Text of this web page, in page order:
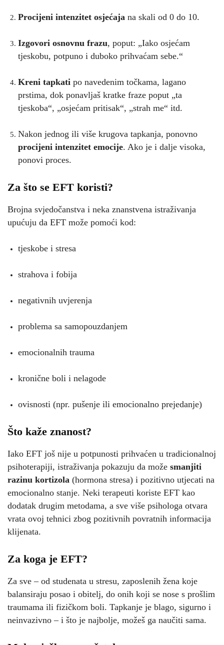
Procijeni intenzitet osjećaja na skali od 0 do 10.
Izgovori osnovnu frazu, poput: „Iako osjećam
tjeskobu, potpuno i duboko prihvaćam sebe.“
Kreni tapkati po navedenim točkama, lagano
prstima, dok ponavljaš kratke fraze poput „ta
tjeskoba“, „osjećam pritisak“, „strah me“ itd.
Nakon jednog ili više krugova tapkanja, ponovno
procijeni intenzitet emocije. Ako je i dalje visoka,
ponovi proces.
Za što se EFT koristi?
Brojna svjedočanstva i neka znanstvena istraživanja
upućuju da EFT može pomoći kod:
tjeskobe i stresa
strahova i fobija
negativnih uvjerenja
problema sa samopouzdanjem
emocionalnih trauma
kronične boli i nelagode
ovisnosti (npr. pušenje ili emocionalno prejedanje)
Što kaže znanost?
Iako EFT još nije u potpunosti prihvaćen u tradicionalnoj
psihoterapiji, istraživanja pokazuju da može smanjiti
razinu kortizola (hormona stresa) i pozitivno utjecati na
emocionalno stanje. Neki terapeuti koriste EFT kao
dodatak drugim metodama, a sve više psihologa otvara
vrata ovoj tehnici zbog pozitivnih povratnih informacija
klijenata.
Za koga je EFT?
Za sve – od studenata u stresu, zaposlenih žena koje
balansiraju posao i obitelj, do onih koji se nose s prošlim
traumama ili fizičkom boli. Tapkanje je blago, sigurno i
neinvazivno – i što je najbolje, možeš ga naučiti sama.